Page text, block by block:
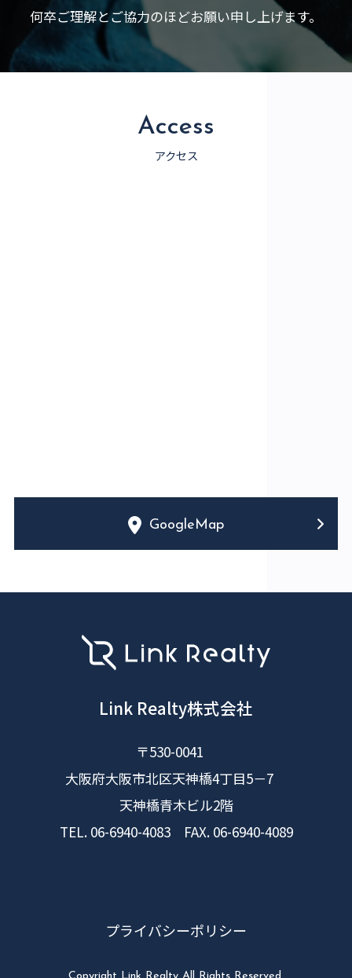
何卒ご理解とご協力のほどお願い申し上げます。
Access
アクセス
GoogleMap
Link Realty株式会社
〒530-0041
大阪府大阪市北区天神橋4丁目5－7
天神橋青木ビル2階
TEL. 06-6940-4083 FAX. 06-6940-4089
プライバシーポリシー